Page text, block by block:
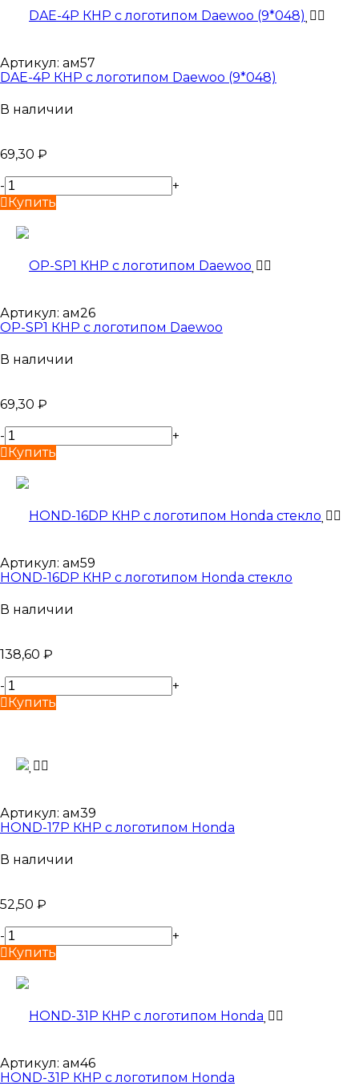
Артикул: ам57
DAE-4P КНР с логотипом Daewoo (9*048)
В наличии
69,30 ₽
-
+
Купить
Артикул: ам26
OP-SP1 КНР с логотипом Daewoo
В наличии
69,30 ₽
-
+
Купить
Артикул: ам59
HOND-16DP КНР с логотипом Honda стекло
В наличии
138,60 ₽
-
+
Купить
Артикул: ам39
HOND-17P КНР с логотипом Honda
В наличии
52,50 ₽
-
+
Купить
Артикул: ам46
HOND-31P КНР с логотипом Honda